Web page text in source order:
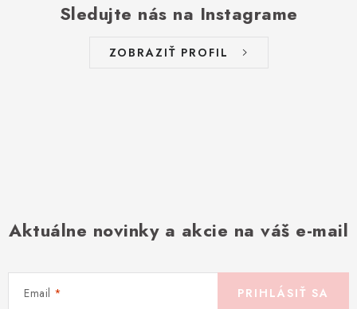
Sledujte nás na Instagrame
ZOBRAZIŤ PROFIL
Aktuálne novinky a akcie na váš e-mail
Email PRIHLÁSIŤ SA